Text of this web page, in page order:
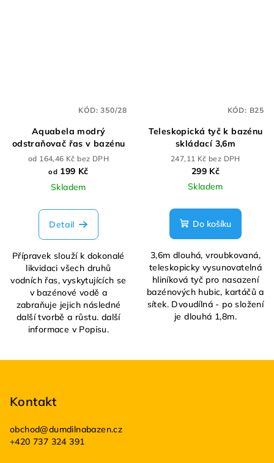
Aquabela modrý
odstraňovač řas v bazénu
od 164,46 Kč bez DPH
od 199 Kč
Skladem
Detail
Přípravek slouží k dokonalé
likvidaci všech druhů
vodních řas, vyskytujících se
v bazénové vodě a
zabraňuje jejich následné
další tvorbě a růstu. další
informace v Popisu.
KÓD:350/28
Teleskopická tyč k bazénu
skládací 3,6m
247,11 Kč bez DPH
299 Kč
Skladem
Do košíku
3,6m dlouhá, vroubkovaná,
teleskopicky vysunovatelná
hliníková tyč pro nasazení
bazénových hubic, kartáčů a
sítek. Dvoudílná - po složení
je dlouhá 1,8m.
KÓD: B25
Kontakt
obchod@dumdilnabazen.cz
+420 737 324 391